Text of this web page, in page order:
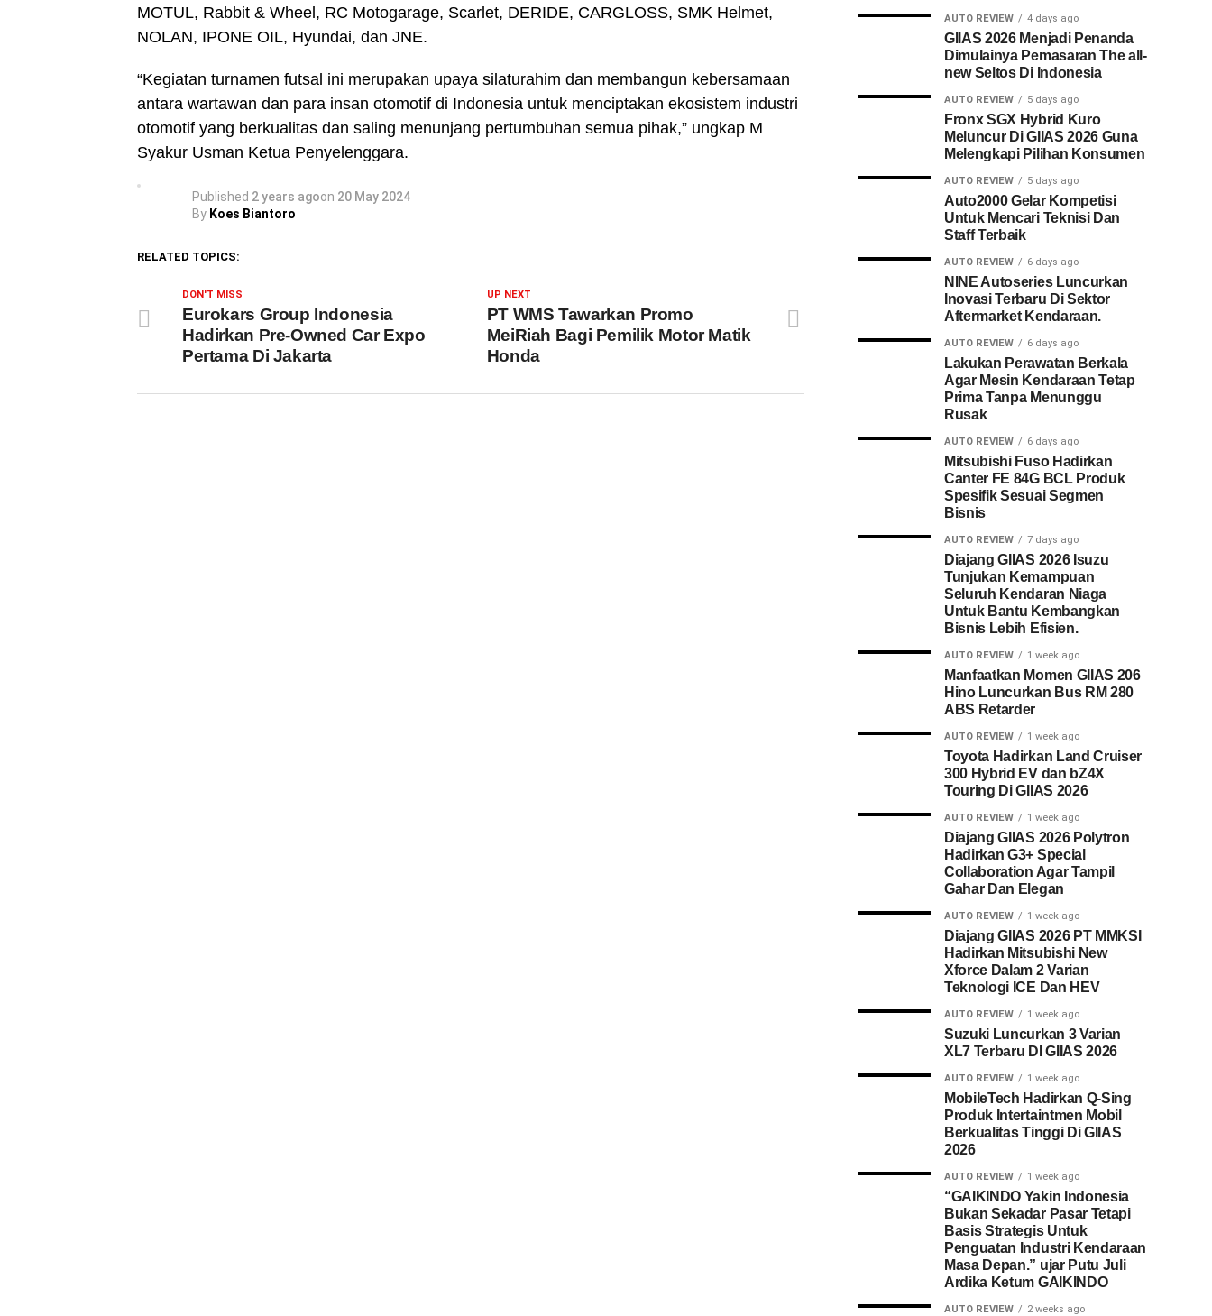
MOTUL, Rabbit & Wheel, RC Motogarage, Scarlet, DERIDE, CARGLOSS, SMK Helmet,
NOLAN, IPONE OIL, Hyundai, dan JNE.
“Kegiatan turnamen futsal ini merupakan upaya silaturahim dan membangun kebersamaan
antara wartawan dan para insan otomotif di Indonesia untuk menciptakan ekosistem industri
otomotif yang berkualitas dan saling menunjang pertumbuhan semua pihak,” ungkap M
Syakur Usman Ketua Penyelenggara.
Published 2 years agoon 20 May 2024
By Koes Biantoro
RELATED TOPICS:
UP NEXT
PT WMS Tawarkan Promo
MeiRiah Bagi Pemilik Motor Matik
Honda
DON'T MISS
Eurokars Group Indonesia
Hadirkan Pre-Owned Car Expo
Pertama Di Jakarta
AUTO REVIEW 4 days ago
GIIAS 2026 Menjadi Penanda
Dimulainya Pemasaran The all-
new Seltos Di Indonesia
AUTO REVIEW 5 days ago
Fronx SGX Hybrid Kuro
Meluncur Di GIIAS 2026 Guna
Melengkapi Pilihan Konsumen
AUTO REVIEW 5 days ago
Auto2000 Gelar Kompetisi
Untuk Mencari Teknisi Dan
Staff Terbaik
AUTO REVIEW 6 days ago
NINE Autoseries Luncurkan
Inovasi Terbaru Di Sektor
Aftermarket Kendaraan.
AUTO REVIEW 6 days ago
Lakukan Perawatan Berkala
Agar Mesin Kendaraan Tetap
Prima Tanpa Menunggu
Rusak
AUTO REVIEW 6 days ago
Mitsubishi Fuso Hadirkan
Canter FE 84G BCL Produk
Spesifik Sesuai Segmen
Bisnis
AUTO REVIEW 7 days ago
Diajang GIIAS 2026 Isuzu
Tunjukan Kemampuan
Seluruh Kendaran Niaga
Untuk Bantu Kembangkan
Bisnis Lebih Efisien.
AUTO REVIEW 1 week ago
Manfaatkan Momen GIIAS 206
Hino Luncurkan Bus RM 280
ABS Retarder
AUTO REVIEW 1 week ago
Toyota Hadirkan Land Cruiser
300 Hybrid EV dan bZ4X
Touring Di GIIAS 2026
AUTO REVIEW 1 week ago
Diajang GIIAS 2026 Polytron
Hadirkan G3+ Special
Collaboration Agar Tampil
Gahar Dan Elegan
AUTO REVIEW 1 week ago
Diajang GIIAS 2026 PT MMKSI
Hadirkan Mitsubishi New
Xforce Dalam 2 Varian
Teknologi ICE Dan HEV
AUTO REVIEW 1 week ago
Suzuki Luncurkan 3 Varian
XL7 Terbaru DI GIIAS 2026
AUTO REVIEW 1 week ago
MobileTech Hadirkan Q-Sing
Produk Intertaintmen Mobil
Berkualitas Tinggi Di GIIAS
2026
AUTO REVIEW 1 week ago
“GAIKINDO Yakin Indonesia
Bukan Sekadar Pasar Tetapi
Basis Strategis Untuk
Penguatan Industri Kendaraan
Masa Depan.” ujar Putu Juli
Ardika Ketum GAIKINDO
AUTO REVIEW 2 weeks ago